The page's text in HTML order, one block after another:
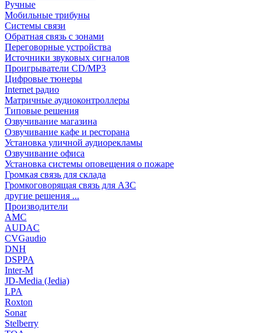
Ручные
Мобильные трибуны
Системы связи
Обратная связь с зонами
Переговорные устройства
Источники звуковых сигналов
Проигрыватели CD/MP3
Цифровые тюнеры
Internet радио
Матричные аудиоконтроллеры
Типовые решения
Озвучивание магазина
Озвучивание кафе и ресторана
Установка уличной аудиорекламы
Озвучивание офиса
Установка системы оповещения о пожаре
Громкая связь для склада
Громкоговорящая связь для АЗС
другие решения ...
Производители
AMC
AUDAC
CVGaudio
DNH
DSPPA
Inter-M
JD-Media (Jedia)
LPA
Roxton
Sonar
Stelberry